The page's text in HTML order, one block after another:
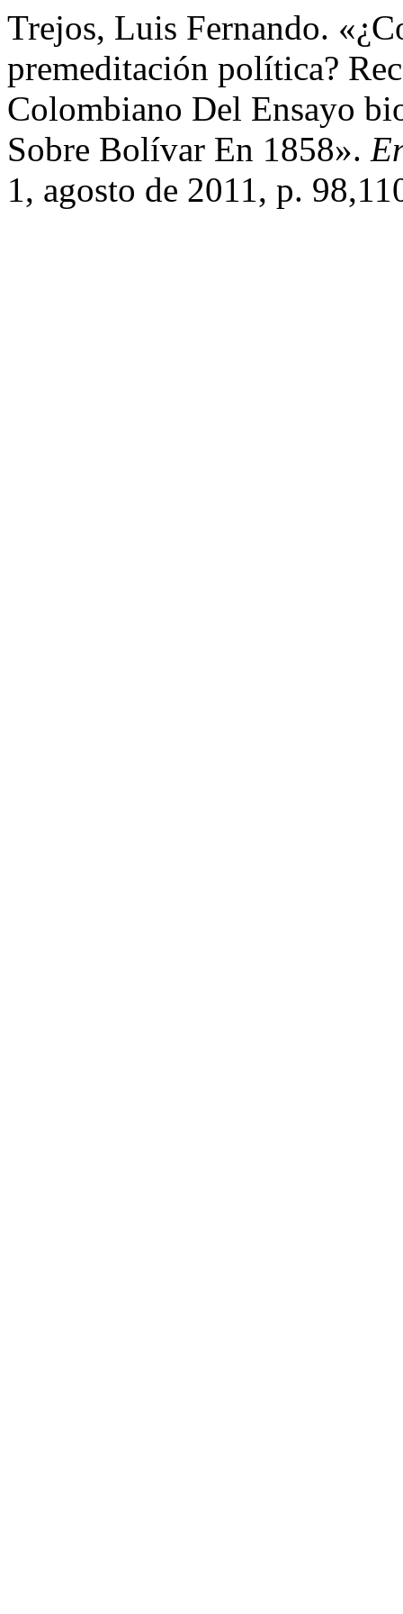
Trejos, Luis Fernando.
premeditación política?
Colombiano Del Ensayo
Sobre Bolívar En 1858».
1, agosto de 2011, p.